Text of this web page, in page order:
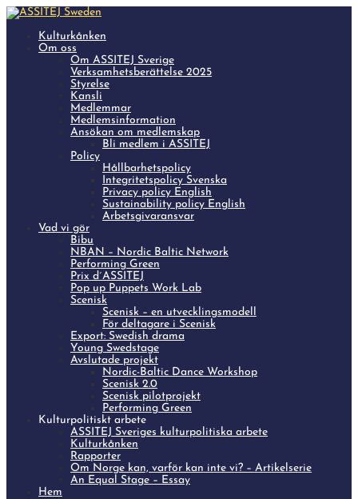
Kulturkånken
Om oss
Om ASSITEJ Sverige
Verksamhetsberättelse 2025
Styrelse
Kansli
Medlemmar
Medlemsinformation
Ansökan om medlemskap
Bli medlem i ASSITEJ
Policy
Hållbarhetspolicy
Integritetspolicy Svenska
Privacy policy English
Sustainability policy English
Arbetsgivaransvar
Vad vi gör
Bibu
NBAN – Nordic Baltic Network
Performing Green
Prix d´ASSITEJ
Pop up Puppets Work Lab
Scenisk
Scenisk – en utvecklingsmodell
För deltagare i Scenisk
Export: Swedish drama
Young Swedstage
Avslutade projekt
Nordic-Baltic Dance Workshop
Scenisk 2.0
Scenisk pilotprojekt
Performing Green
Kulturpolitiskt arbete
ASSITEJ Sveriges kulturpolitiska arbete
Kulturkånken
Rapporter
Om Norge kan, varför kan inte vi? – Artikelserie
An Equal Stage – Essay
Hem